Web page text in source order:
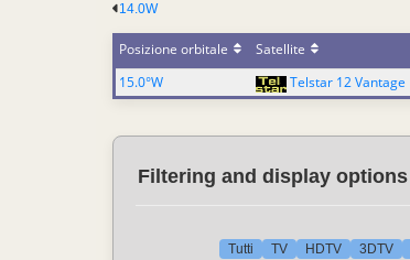
14.0W
Posizione orbitale Satellite
15.0°W
Telstar 12 Vantage
Filtering and display options
Tutti TV HDTV 3DTV